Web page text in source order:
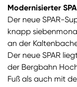
Modernisierter
Der neue SPAR-
knapp
an der
Der neue SPAR
der Bergbahn
Fuß als auch mit